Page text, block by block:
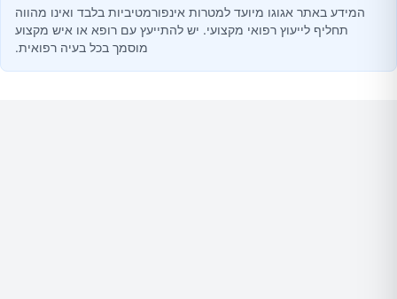
המידע באתר אגוגו מיועד למטרות אינפורמטיביות בלבד ואינו מהווה
תחליף לייעוץ רפואי מקצועי. יש להתייעץ עם רופא או איש מקצוע
מוסמך בכל בעיה רפואית.